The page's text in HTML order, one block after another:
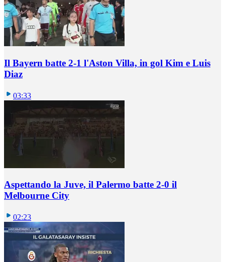
Il Bayern batte 2-1 l'Aston Villa, in gol Kim e Luis
Diaz
03:33
Aspettando la Juve, il Palermo batte 2-0 il
Melbourne City
02:23